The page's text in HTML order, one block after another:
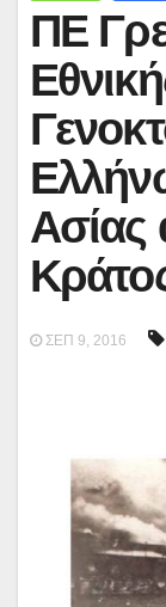
ΠΕ
Ασίας
ΣΕΠ 9, 2016